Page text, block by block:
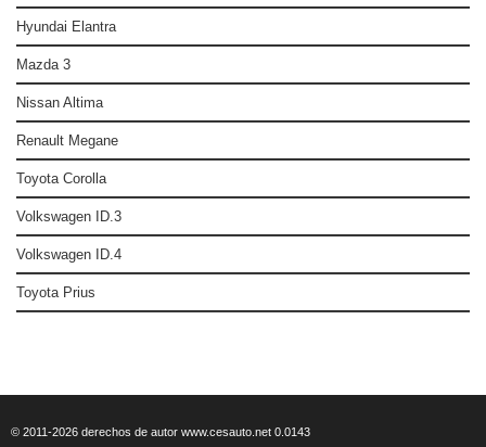
Hyundai Elantra
Mazda 3
Nissan Altima
Renault Megane
Toyota Corolla
Volkswagen ID.3
Volkswagen ID.4
Toyota Prius
© 2011-2026 derechos de autor www.cesauto.net 0.0143